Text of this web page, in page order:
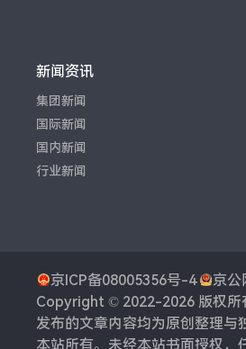
新闻资讯
集团新闻
国际新闻
国内新闻
行业新闻
京ICP备08005356号-4
京公
Copyright © 2022-2026 版权所
发布的文章内容均为原创整理与
本站所有。未经本站书面授权，